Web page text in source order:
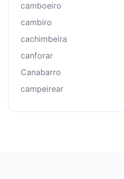
camboeiro
cambiro
cachimbeira
canforar
Canabarro
campeirear